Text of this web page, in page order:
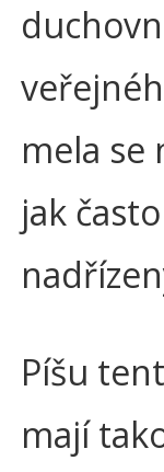
mela se
jak
Píšu
mají